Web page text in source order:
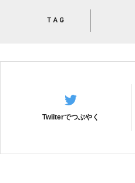
TAG
Twiiterでつぶやく